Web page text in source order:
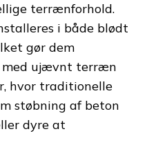
terrænforhold.
i både blødt
gør dem
med ujævnt terræn
hvor traditionelle
støbning af beton
dyre at